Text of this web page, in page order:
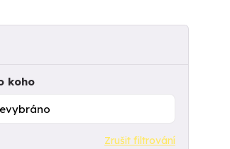
koho
Zrušit filtrování